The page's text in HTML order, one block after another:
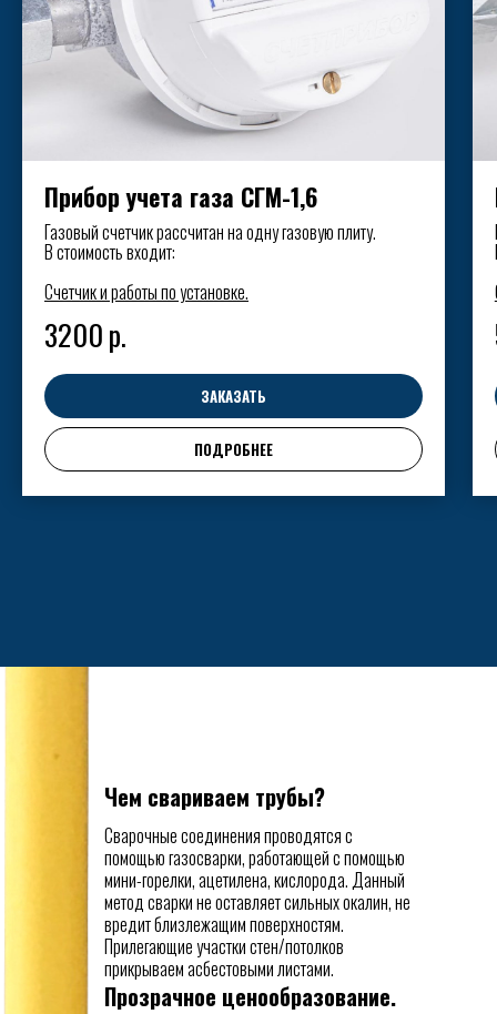
Прибор учета газа СГМ-1,6
Газовый счетчик рассчитан на одну газовую плиту.
В стоимость входит:
Счетчик и работы по установке.
3200р.
ЗАКАЗАТЬ
ПОДРОБНЕЕ
Прозрачное ценообразование.
Чем свариваем трубы?
Сварочные соединения проводятся с
помощью газосварки, работающей с помощью
мини-горелки, ацетилена, кислорода. Данный
метод сварки не оставляет сильных окалин, не
вредит близлежащим поверхностям.
Прилегающие участки стен/потолков
прикрываем асбестовыми листами.